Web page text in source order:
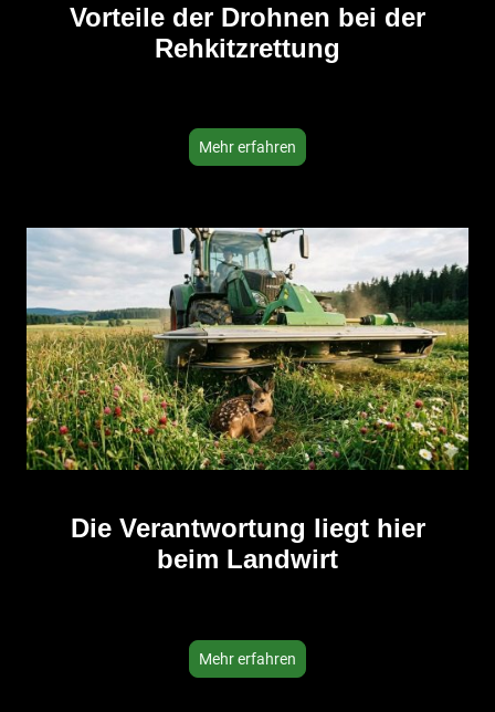
Vorteile der Drohnen bei der
Rehkitzrettung
Mehr erfahren
Die Verantwortung liegt hier
beim Landwirt
Mehr erfahren